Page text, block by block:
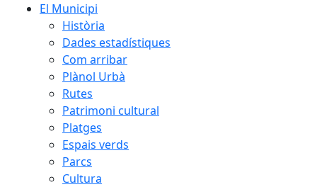
El Municipi
Història
Dades estadístiques
Com arribar
Plànol Urbà
Rutes
Patrimoni cultural
Platges
Espais verds
Parcs
Cultura